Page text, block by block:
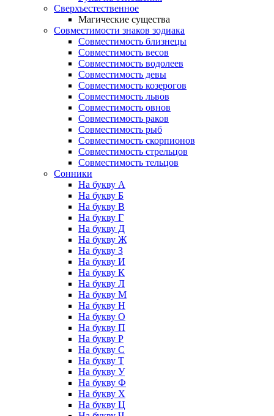
Сверхъестественное
Магические существа
Совместимости знаков зодиака
Совместимость близнецы
Совместимость весов
Совместимость водолеев
Совместимость девы
Совместимость козерогов
Совместимость львов
Совместимость овнов
Совместимость раков
Совместимость рыб
Совместимость скорпионов
Совместимость стрельцов
Совместимость тельцов
Сонники
На букву А
На букву Б
На букву В
На букву Г
На букву Д
На букву Ж
На букву З
На букву И
На букву К
На букву Л
На букву М
На букву Н
На букву О
На букву П
На букву Р
На букву С
На букву Т
На букву У
На букву Ф
На букву Х
На букву Ц